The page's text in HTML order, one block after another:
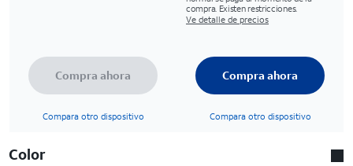
compra. Existen restricciones.
Ve detalle de precios
Compra ahora
Compara otro dispositivo
Compra ahora
Compara otro dispositivo
Color